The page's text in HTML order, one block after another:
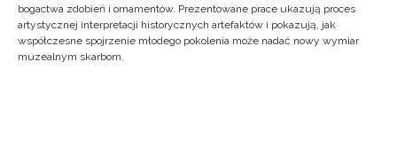
bogactwa zdobień i ornamentów. Prezentowane prace ukazują proces
artystycznej interpretacji historycznych artefaktów i pokazują, jak
współczesne spojrzenie młodego pokolenia może nadać nowy wymiar
muzealnym skarbom.